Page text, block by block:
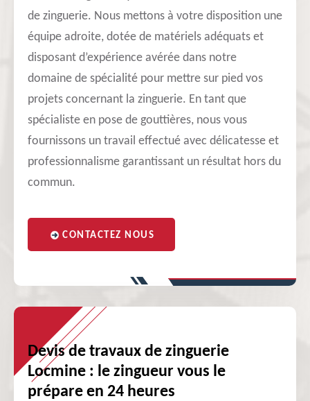
de zinguerie. Nous mettons à votre disposition une
équipe adroite, dotée de matériels adéquats et
disposant d’expérience avérée dans notre
domaine de spécialité pour mettre sur pied vos
projets concernant la zinguerie. En tant que
spécialiste en pose de gouttières, nous vous
fournissons un travail effectué avec délicatesse et
professionnalisme garantissant un résultat hors du
commun.
CONTACTEZ NOUS
Devis de travaux de zinguerie
Locmine : le zingueur vous le
prépare en 24 heures